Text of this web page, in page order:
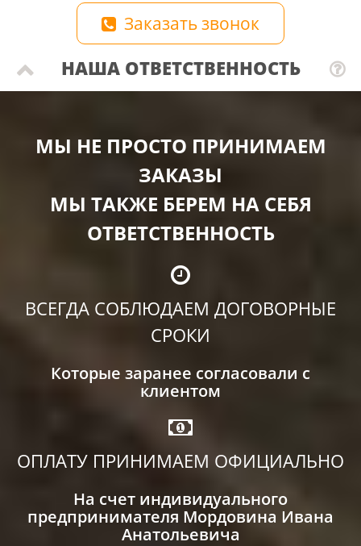
Заказать звонок
НАША ОТВЕТСТВЕННОСТЬ
МЫ НЕ ПРОСТО ПРИНИМАЕМ
ЗАКАЗЫ
МЫ ТАКЖЕ БЕРЕМ НА СЕБЯ
ОТВЕТСТВЕННОСТЬ
ВСЕГДА СОБЛЮДАЕМ ДОГОВОРНЫЕ
СРОКИ
Которые заранее согласовали с
клиентом
ОПЛАТУ ПРИНИМАЕМ ОФИЦИАЛЬНО
На счет индивидуального
предпринимателя Мордовина Ивана
Анатольевича